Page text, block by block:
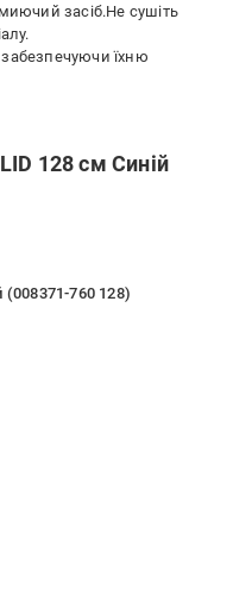
засіб.Не сушіть
їхню
128 см Синій
(008371-760 128)